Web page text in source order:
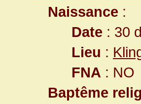
Naissance :
Date : 30
Lieu :
FNA : NO
Baptême